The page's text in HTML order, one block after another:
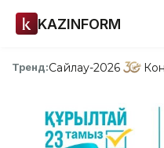
KAZINFORM
Тренд:Сайлау-2026